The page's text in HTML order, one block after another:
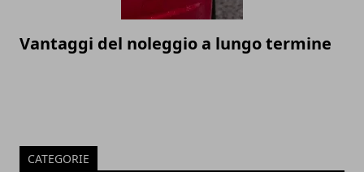
Vantaggi del noleggio a lungo termine
CATEGORIE